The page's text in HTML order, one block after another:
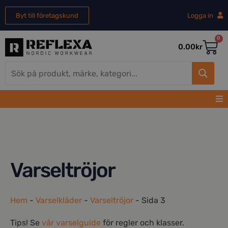
Byt till företagskund Logga in
0.00kr
0
Varseltröjor
Hem - Varselkläder - Varseltröjor - Sida 3
Tips! Se vår varselguide för regler och klasser.